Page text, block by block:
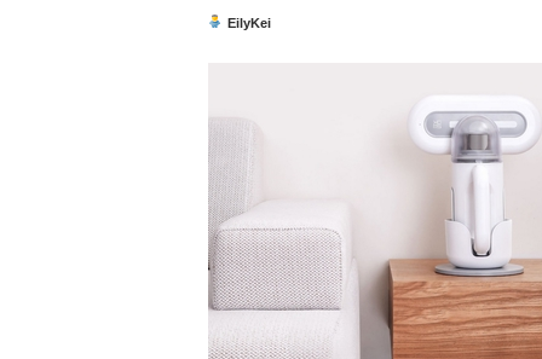
EilyKei